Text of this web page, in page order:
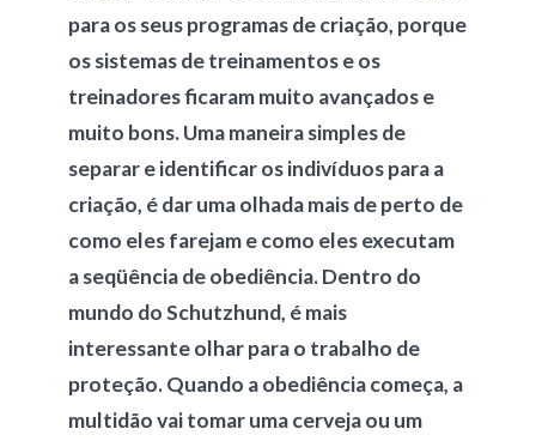
para os seus programas de criação, porque
os sistemas de treinamentos e os
treinadores ficaram muito avançados e
muito bons. Uma maneira simples de
separar e identificar os indivíduos para a
criação, é dar uma olhada mais de perto de
como eles farejam e como eles executam
a seqüência de obediência. Dentro do
mundo do Schutzhund, é mais
interessante olhar para o trabalho de
proteção. Quando a obediência começa, a
multidão vai tomar uma cerveja ou um